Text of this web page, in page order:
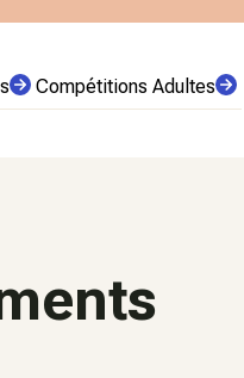
Compétitions Adultes